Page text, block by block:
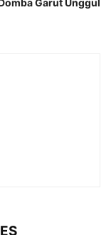
Garut Unggul